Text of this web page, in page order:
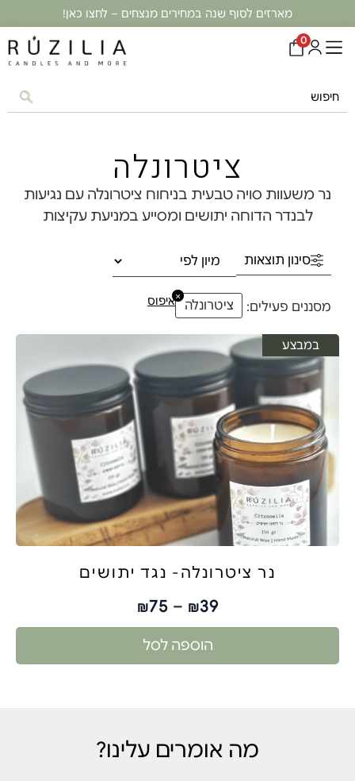
מארזים לסוף שנה במחירים מנצחים – לחצו כאן!
0
ציטרונלה
נר משעוות סויה טבעית בניחוח ציטרונלה עם נגיעות
לבנדר הדוחה יתושים ומסייע במניעת עקיצות
סינון תוצאות
מסננים פעילים: ציטרונלה
×איפוס
במבצע
נר ציטרונלה- נגד יתושים
₪39
–
₪75
הוספה לסל
מה אומרים עלינו?